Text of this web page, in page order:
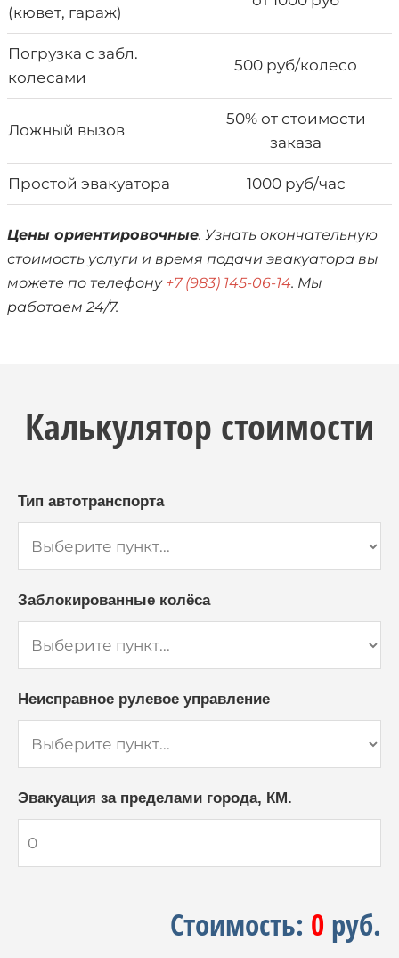
(кювет, гараж)
Погрузка с забл.
колесами
500 руб/колесо
Ложный вызов
50% от стоимости
заказа
Простой эвакуатора 1000 руб/час
Цены ориентировочные. Узнать окончательную
стоимость услуги и время подачи эвакуатора вы
можете по телефону +7 (983) 145-06-14. Мы
работаем 24/7.
Калькулятор стоимости
Тип автотранспорта
Заблокированные колёса
Неисправное рулевое управление
Эвакуация за пределами города, КМ.
Стоимость: 0 руб.